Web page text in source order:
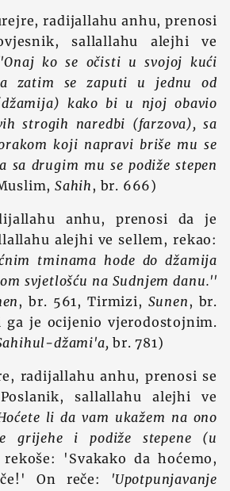
radijallahu anhu, prenosi
sallallahu alejhi ve
ko se očisti u svojoj kući
a zatim se zaputi u jednu od
kako bi u njoj obavio
strogih naredbi (farzova), sa
koji napravi briše mu se
sa drugim mu se podiže stepen
Sahih, br. 666)
anhu, prenosi da je
alejhi ve sellem, rekao:
tminama hode do džamija
svjetlošću na Sudnjem danu.''
, br. 561, Tirmizi, Sunen, br.
ga je ocijenio vjerodostojnim.
džami'a,br. 781)
radijallahu anhu, prenosi se
sallallahu alejhi ve
li da vam ukažem na ono
grijehe i podiže stepene (u
'Svakako da hoćemo,
On reče:
'Upotpunjavanje